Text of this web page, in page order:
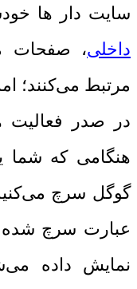
سایت دار ها
داخلی، صفحات
مرتبط می‌کنند؛
در صدر
هنگامی ‌که شما
گوگل سرچ
عبارت سرچ شده
نمایش داده